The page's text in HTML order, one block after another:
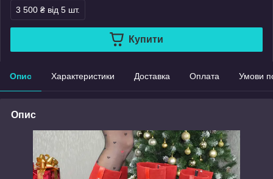
3 500 ₴ від 5 шт.
Купити
Опис Характеристики Доставка Оплата Умови
Опис